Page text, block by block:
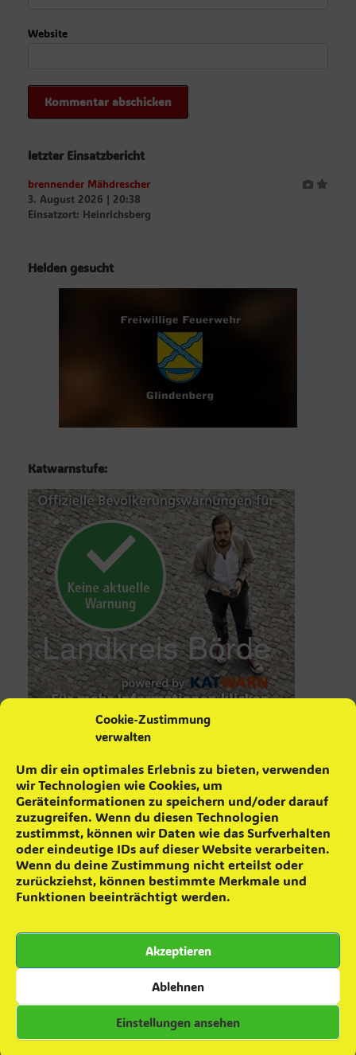
Cookie-Zustimmung
verwalten
Um dir ein optimales Erlebnis zu bieten, verwenden
wir Technologien wie Cookies, um
Geräteinformationen zu speichern und/oder darauf
zuzugreifen. Wenn du diesen Technologien
zustimmst, können wir Daten wie das Surfverhalten
oder eindeutige IDs auf dieser Website verarbeiten.
Wenn du deine Zustimmung nicht erteilst oder
zurückziehst, können bestimmte Merkmale und
Funktionen beeinträchtigt werden.
Akzeptieren
Ablehnen
Einstellungen ansehen
Website
letzter Einsatzbericht
brennender Mähdrescher
3. August 2026 | 20:38
Einsatzort: Heinrichsberg
Helden gesucht
Katwarnstufe:
Maifeuer ´26 4. Mai 2026
Schrottsammlung 16. April 2026
Feuerwehr wurde geehrt 17. Februar 2026
Achtung! falsche Feuerwehrleute 22. Januar 2026
Das war das 8. Skatturnier 12. Januar 2026
8. Skatturnier 2. Dezember 2025
22. November 2025
Zuwachs für die Einsatzabteilung 28. September 2025
Besuch in Colbitz 7. Juni 2025
Kommentare zu Beiträgen